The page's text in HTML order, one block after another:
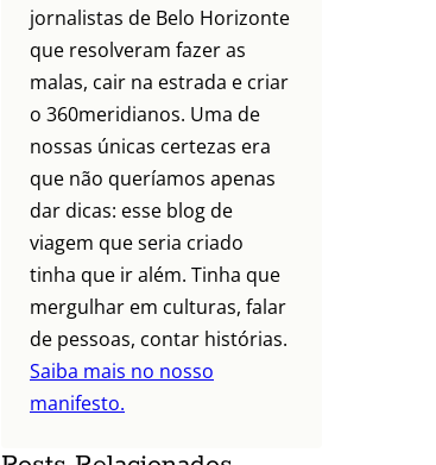
jornalistas de Belo Horizonte
que resolveram fazer as
malas, cair na estrada e criar
o 360meridianos. Uma de
nossas únicas certezas era
que não queríamos apenas
dar dicas: esse blog de
viagem que seria criado
tinha que ir além. Tinha que
mergulhar em culturas, falar
de pessoas, contar histórias.
Saiba mais no nosso
manifesto.